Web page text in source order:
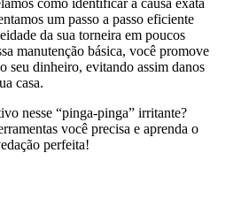
um passo a passo eficiente
da sua torneira em poucos
manutenção básica, você promove
seu dinheiro, evitando assim danos
casa.
nesse “pinga-pinga” irritante?
você precisa e aprenda o
perfeita!